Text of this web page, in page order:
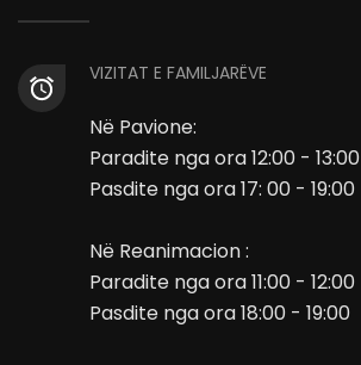
VIZITAT E FAMILJARËVE
Në Pavione:
Paradite nga ora 12:00 - 13:00
Pasdite nga ora 17: 00 - 19:00
Në Reanimacion :
Paradite nga ora 11:00 - 12:00
Pasdite nga ora 18:00 - 19:00